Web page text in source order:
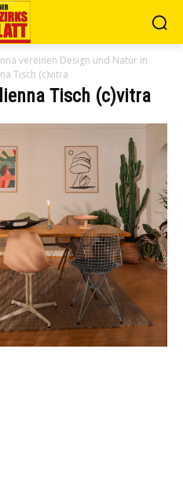
vereinen Design und Natur in
Tisch (c)vitra
Tisch (c)vitra